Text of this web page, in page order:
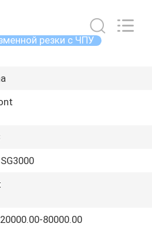
резки с ЧПУ
80000.00